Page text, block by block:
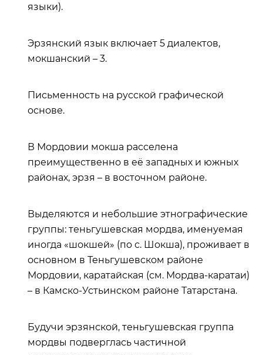
языки).
Эрзянский язык включает 5 диалектов,
мокшанский – 3.
Письменность на русской графической
основе.
В Мордовии мокша расселена
преимущественно в её западных и южных
районах, эрзя – в восточном районе.
Выделяются и небольшие этнографические
группы: теньгушевская мордва, именуемая
иногда «шокшей» (по с. Шокша), проживает в
основном в Теньгушевском районе
Мордовии, каратайская (см. Мордва-каратаи)
– в Камско-Устьинском районе Татарстана.
Будучи эрзянской, теньгушевская группа
мордвы подверглась частичной